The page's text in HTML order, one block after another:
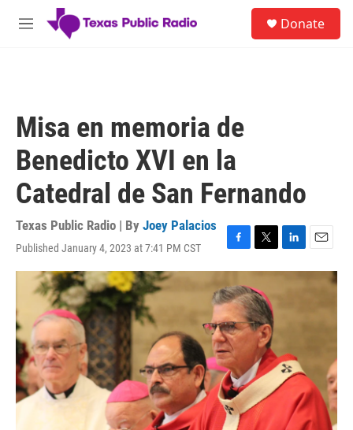
Skip to main content
M
Donate
Misa en memoria de
Benedicto XVI en la
Catedral de San Fernando
Texas Public Radio | By Joey Palacios
Published January 4, 2023 at 7:41 PM CST
F
a
c
e
b
o
o
k
T
w
i
t
t
e
r
L
i
n
E
m